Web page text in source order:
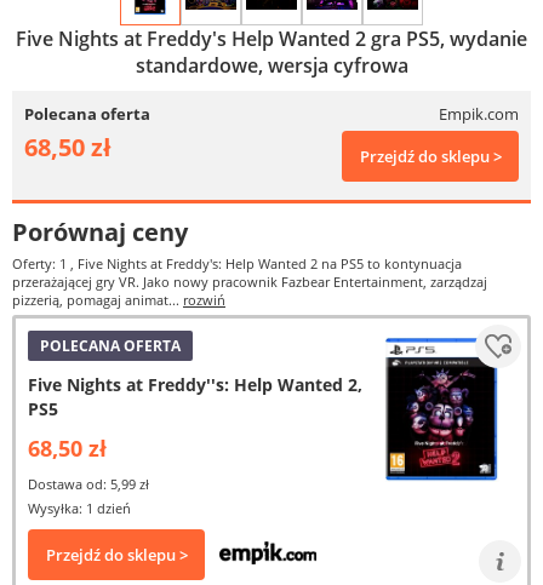
Five Nights at Freddy's Help Wanted 2 gra PS5, wydanie
standardowe, wersja cyfrowa
Polecana oferta Empik.com
68,50 zł Przejdź do sklepu >
Porównaj ceny
Oferty: 1 , Five Nights at Freddy's: Help Wanted 2 na PS5 to kontynuacja
przerażającej gry VR. Jako nowy pracownik Fazbear Entertainment, zarządzaj
pizzerią, pomagaj animat... rozwiń
POLECANA OFERTA
Five Nights at Freddy''s: Help Wanted 2,
PS5
68,50 zł
Dostawa od: 5,99 zł
Wysyłka: 1 dzień
Przejdź do sklepu >